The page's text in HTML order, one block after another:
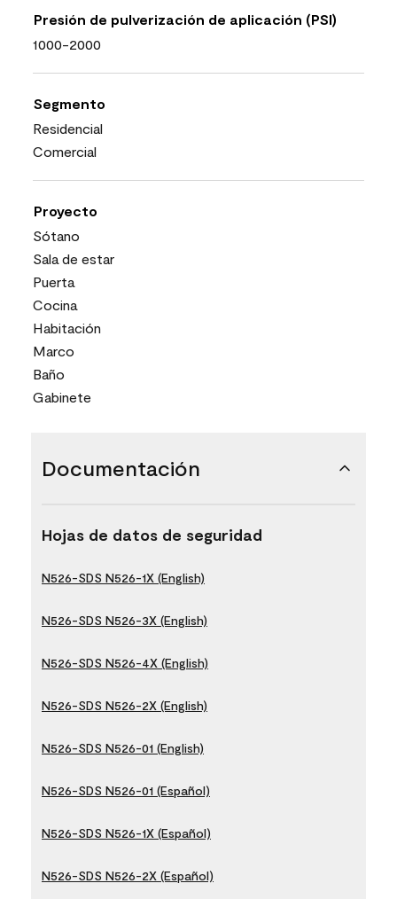
Presión de pulverización de aplicación (PSI)
1000-2000
Segmento
Residencial
Comercial
Proyecto
Sótano
Sala de estar
Puerta
Cocina
Habitación
Marco
Baño
Gabinete
Documentación
Hojas de datos de seguridad
N526-SDS N526-1X (English)
N526-SDS N526-3X (English)
N526-SDS N526-4X (English)
N526-SDS N526-2X (English)
N526-SDS N526-01 (English)
N526-SDS N526-01 (Español)
N526-SDS N526-1X (Español)
N526-SDS N526-2X (Español)